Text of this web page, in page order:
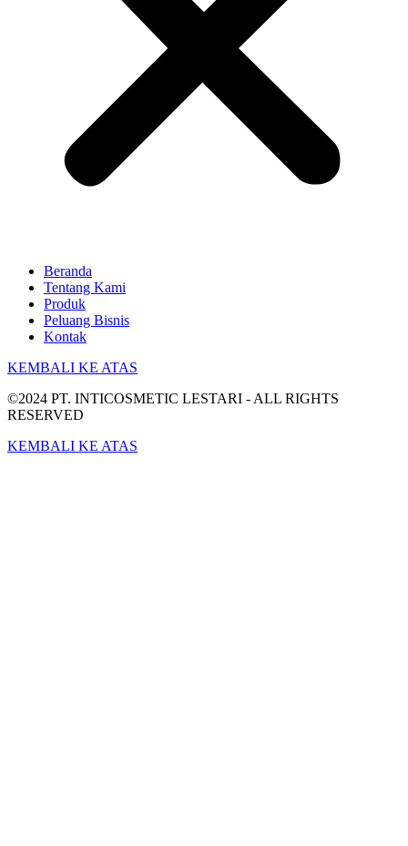
Beranda
Tentang Kami
Produk
Peluang Bisnis
Kontak
KEMBALI KE ATAS
©2024 PT. INTICOSMETIC LESTARI - ALL RIGHTS
RESERVED
KEMBALI KE ATAS